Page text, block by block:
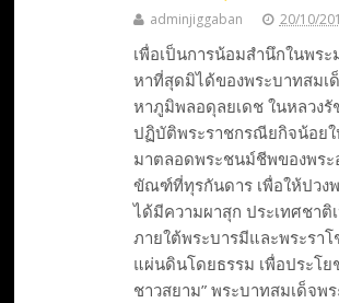
adminjiggaban 20/10/
เพื่อเป็นการน้อมสำนึกในพ
หาที่สุดมิได้ของพระบาทสมเ
หาภูมิพลอดุลยเดช ในหลวงรั
ปฏิบัติพระราชกรณียกิจน้อย
มาตลอดพระชนม์ชีพของพระ
ขัณฑ์ที่ทุรกันดาร เพื่อให้ปวง
ได้มีความผาสุก ประเทศชาติ
ภายใต้พระบารมีและพระราโ
แผ่นดินโดยธรรม เพื่อประโ
ชาวสยาม” พระบาทสมเด็จพ